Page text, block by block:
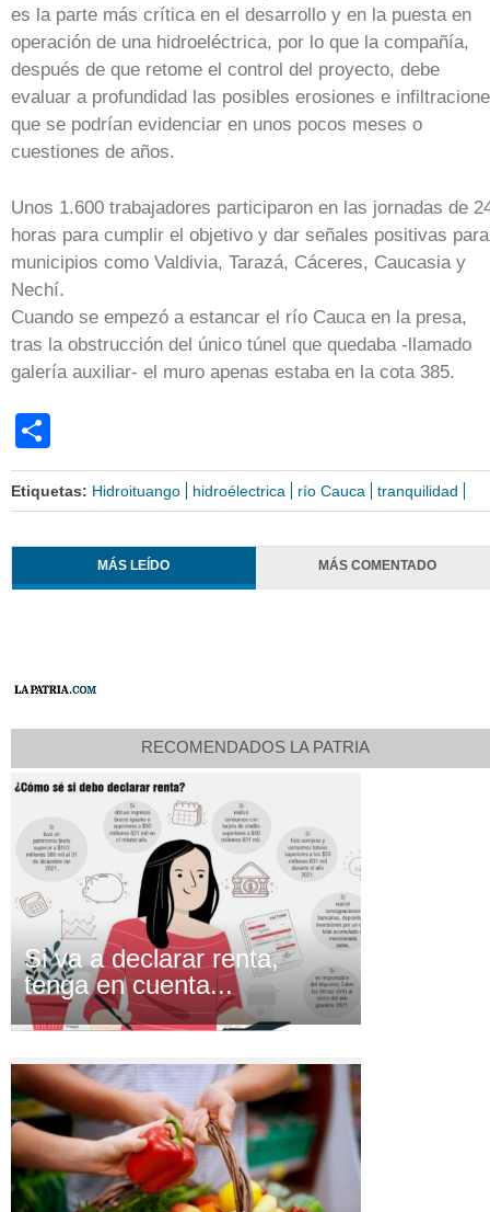
es la parte más crítica en el desarrollo y en la puesta en
operación de una hidroeléctrica, por lo que la compañía,
después de que retome el control del proyecto, debe
evaluar a profundidad las posibles erosiones e
que se podrían evidenciar en unos pocos meses o
cuestiones de años.
Unos 1.600 trabajadores participaron en las jornadas de
horas para cumplir el objetivo y dar señales positivas para
municipios como Valdivia, Tarazá, Cáceres, Caucasia y
Nechí.
Cuando se empezó a estancar el río Cauca en la presa,
tras la obstrucción del único túnel que quedaba -llamado
galería auxiliar- el muro apenas estaba en la cota 385.
Etiquetas: Hidroituango hidroélectrica río Cauca tranquilidad
MÁS LEÍDO MÁS COMENTADO
RECOMENDADOS LA PATRIA
Si va a declarar renta,
tenga en cuenta...